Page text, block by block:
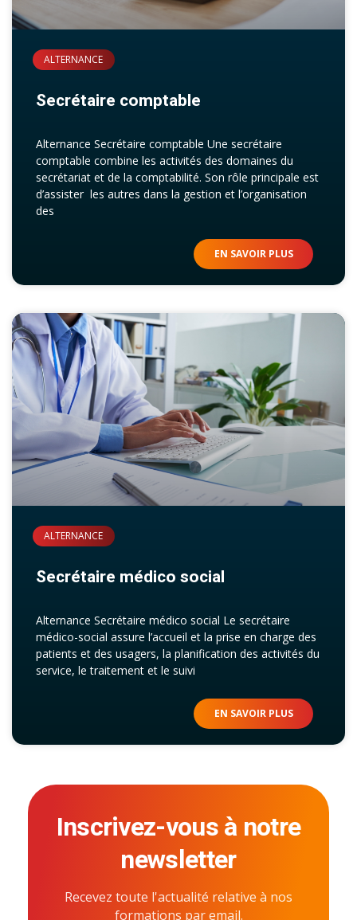
ALTERNANCE
Secrétaire comptable
Alternance Secrétaire comptable Une secrétaire
comptable combine les activités des domaines du
secrétariat et de la comptabilité. Son rôle principale est
d’assister les autres dans la gestion et l’organisation
des
EN SAVOIR PLUS
ALTERNANCE
Secrétaire médico social
Alternance Secrétaire médico social Le secrétaire
médico-social assure l’accueil et la prise en charge des
patients et des usagers, la planification des activités du
service, le traitement et le suivi
EN SAVOIR PLUS
Inscrivez-vous à notre
newsletter
Recevez toute l'actualité relative à nos
formations par email.